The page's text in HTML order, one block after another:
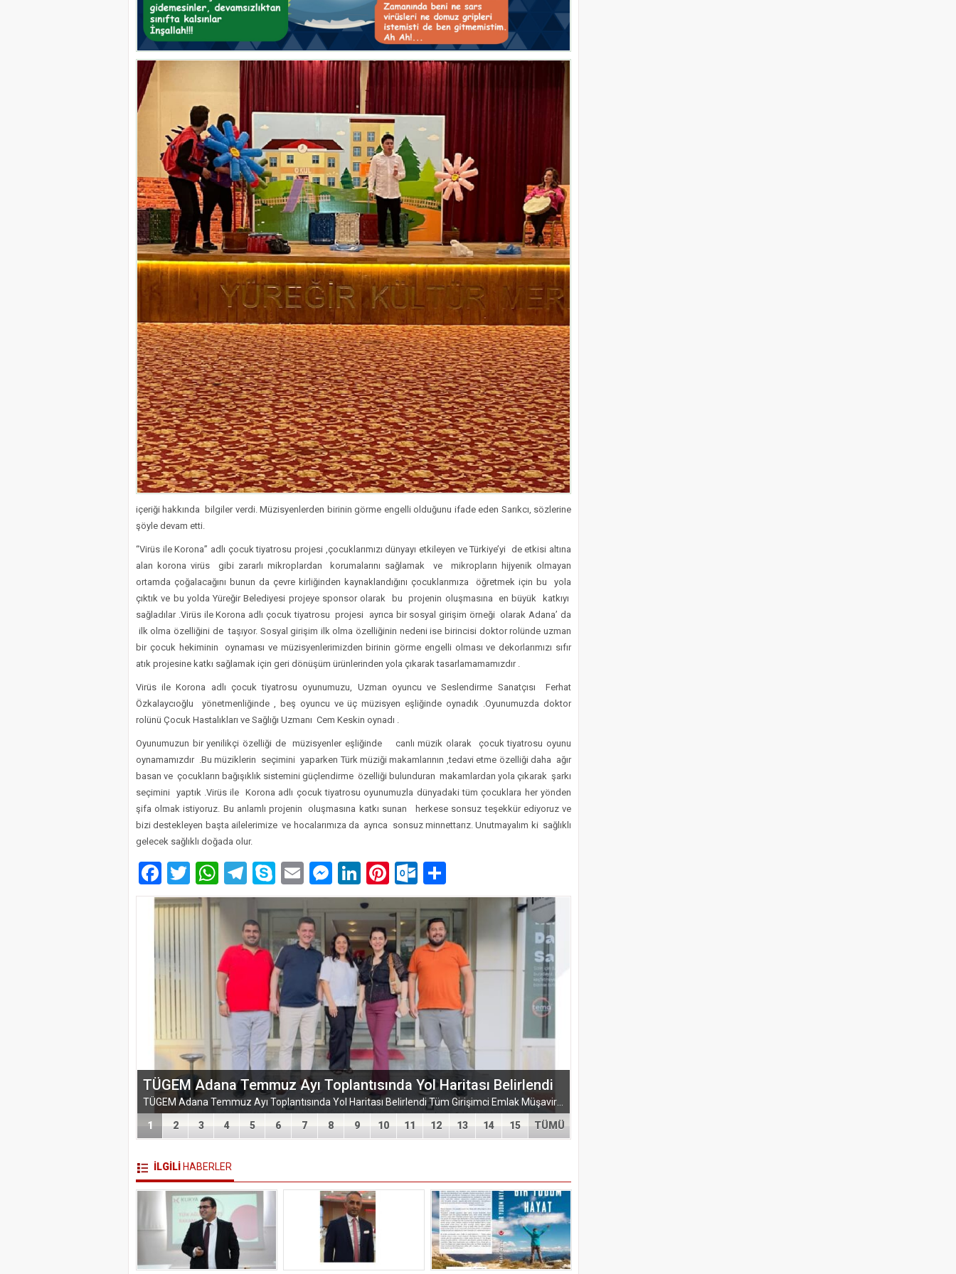
içeriği hakkında bilgiler verdi. Müzisyenlerden birinin görme engelli olduğunu ifade eden Sarıkcı, sözlerine
şöyle devam etti.
“Virüs ile Korona” adlı çocuk tiyatrosu projesi ,çocuklarımızı dünyayı etkileyen ve Türkiye’yi de etkisi altına
alan korona virüs gibi zararlı mikroplardan korumalarını sağlamak ve mikropların hijyenik olmayan
ortamda çoğalacağını bunun da çevre kirliğinden kaynaklandığını çocuklarımıza öğretmek için bu yola
çıktık ve bu yolda Yüreğir Belediyesi projeye sponsor olarak bu projenin oluşmasına en büyük katkıyı
sağladılar .Virüs ile Korona adlı çocuk tiyatrosu projesi ayrıca bir sosyal girişim örneği olarak Adana’ da
ilk olma özelliğini de taşıyor. Sosyal girişim ilk olma özelliğinin nedeni ise birincisi doktor rolünde uzman
bir çocuk hekiminin oynaması ve müzisyenlerimizden birinin görme engelli olması ve dekorlarımızı sıfır
atık projesine katkı sağlamak için geri dönüşüm ürünlerinden yola çıkarak tasarlamamamızdır .
Virüs ile Korona adlı çocuk tiyatrosu oyunumuzu, Uzman oyuncu ve Seslendirme Sanatçısı Ferhat
Özkalaycıoğlu yönetmenliğinde , beş oyuncu ve üç müzisyen eşliğinde oynadık .Oyunumuzda doktor
rolünü Çocuk Hastalıkları ve Sağlığı Uzmanı Cem Keskin oynadı .
Oyunumuzun bir yenilikçi özelliği de müzisyenler eşliğinde canlı müzik olarak çocuk tiyatrosu oyunu
oynamamızdır .Bu müziklerin seçimini yaparken Türk müziği makamlarının ,tedavi etme özelliği daha ağır
basan ve çocukların bağışıklık sistemini güçlendirme özelliği bulunduran makamlardan yola çıkarak şarkı
seçimini yaptık .Virüs ile Korona adlı çocuk tiyatrosu oyunumuzla dünyadaki tüm çocuklara her yönden
şifa olmak istiyoruz. Bu anlamlı projenin oluşmasına katkı sunan herkese sonsuz teşekkür ediyoruz ve
bizi destekleyen başta ailelerimize ve hocalarımıza da ayrıca sonsuz minnettarız. Unutmayalım ki sağlıklı
gelecek sağlıklı doğada olur.
Facebook
Twitter
WhatsApp
Telegram
SkypeEmailMessenger
LinkedIn
Pinterest
Outlook.com
EĞİTİM-BİR-SEN ADANA ŞUBESİ’NDEN KAHRAMANMARAŞ’A
VEFA VE DAYANIŞMA ÇIKARMASI
EĞİTİM-BİR-SEN ADANA ŞUBESİ’NDEN KAHRAMANMARAŞ’A VEFA VE DAYANIŞMA ÇIKARMASI Eğitim-Bir-Sen Adana Şubesi, Kahramanmaraş’ta anlamlı temaslarda bulundu. Adana heyeti; sendikal dayanışmayı güçlendirmek...
1 2 3 4 5 6 7 8 9 10 11 12 13 14 15 TÜMÜ
İLGİLİ HABERLER